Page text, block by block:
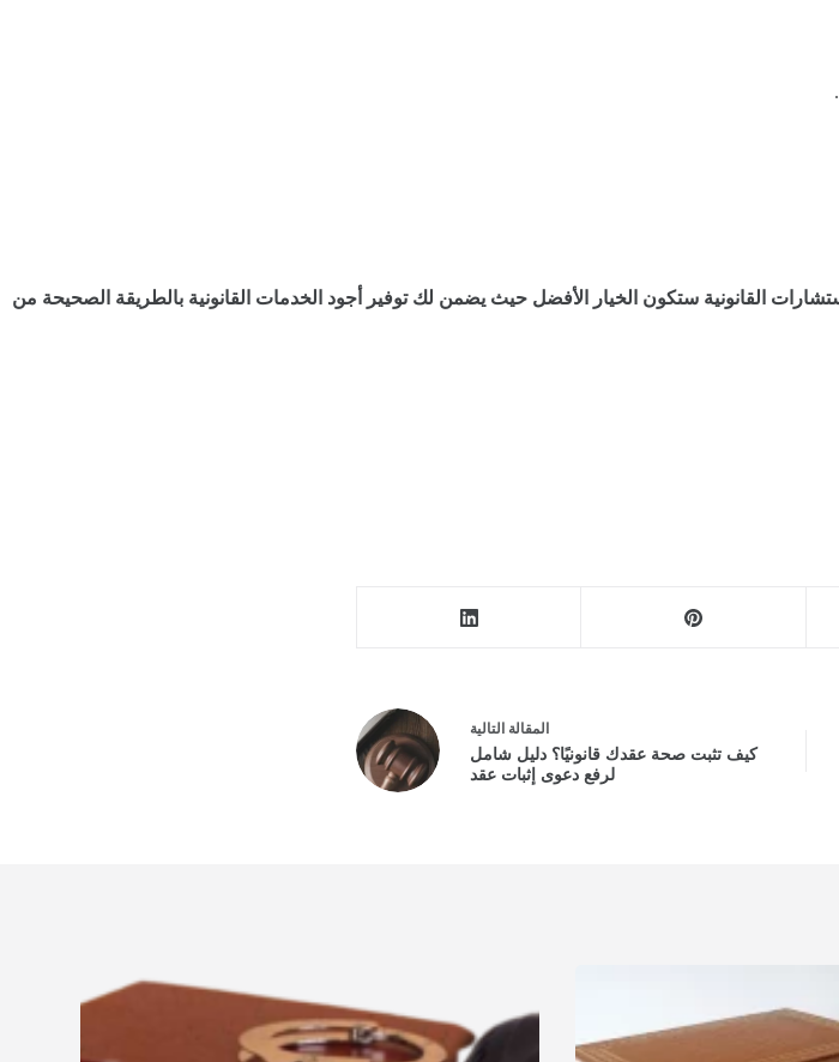
القانونية ستكون الخيار الأفضل حيث يضمن لك توفير أجود الخدمات القانونية بالطريقة الصحيحة من
المقالة التالية
كيف تثبت صحة عقدك قانونيًا؟ دليل شامل
لرفع دعوى إثبات عقد